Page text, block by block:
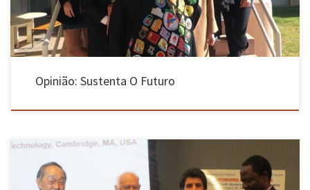
Opinião: Sustenta O Futuro